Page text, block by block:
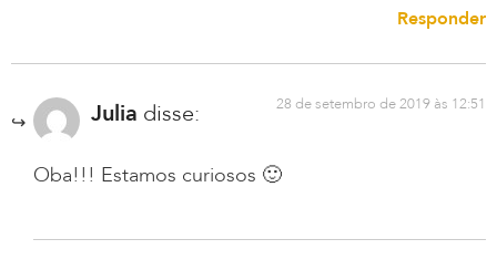
Responder
Julia disse: 28 de setembro de 2019 às 12:51
Oba!!! Estamos curiosos 🙂